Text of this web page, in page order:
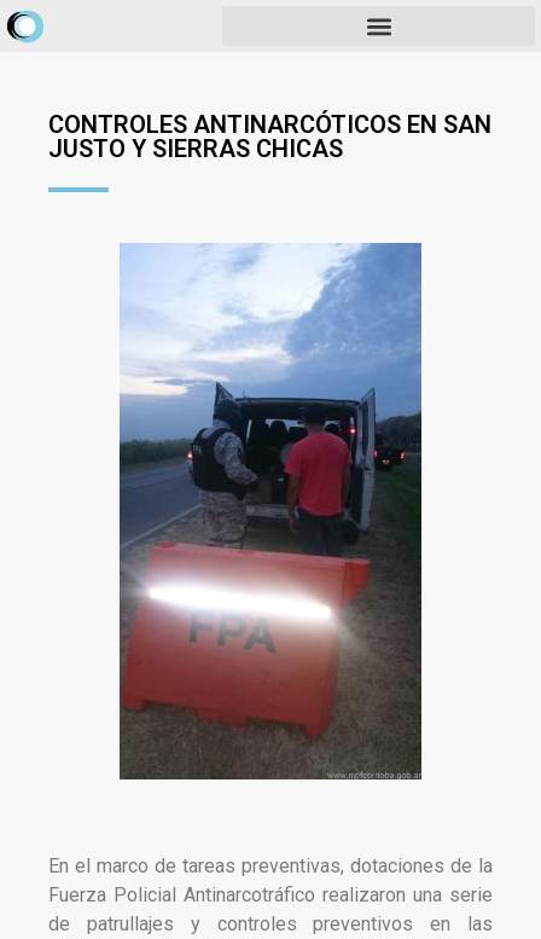
CONTROLES ANTINARCÓTICOS EN SAN
JUSTO Y SIERRAS CHICAS
En el marco de tareas preventivas, dotaciones de la
Fuerza Policial Antinarcotráfico realizaron una serie
de patrullajes y controles preventivos en las